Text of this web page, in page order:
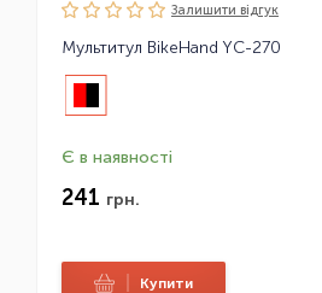
Залишити вiдгук
Мультитул BikeHand YC-270
Є в наявності
241 грн.
Купити